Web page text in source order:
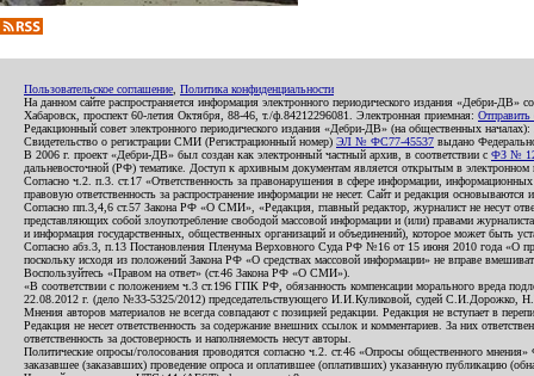
Пользовательское соглашение Политика конфиденциальности
На данном сайте распространяется информация электронного периодического издания «Дебри-
Хабаровск, проспект 60-летия Октября, 88-46, т./ф.84212296081. Электронная приемная:
Редакционный совет электронного периодического издания «Дебри-ДВ» (на
Свидетельство о регистрации СМИ (Регистрационный номер) ЭЛ № ФС77-45537 выдано
В 2006 г. проект «Дебри-ДВ» был создан как электронный частный архив, в соответствии с ФЗ №
дальневосточной (РФ) тематике. Доступ к архивным документам является открытым в электронном
Согласно ч.2. п.3. ст.17 «Ответственность за правонарушения в сфере информации,
правовую ответственность за распространение информации не несет. Сайт и редакция
Согласно пп.3,4,6 ст.57 Закона РФ «О СМИ», «Редакция, главный редактор, журналист не несут
представляющих собой злоупотребление свободой массовой информации и (или) правами
и информация государственных, общественных организаций и объединений), которое может быть
Согласно абз.3, п.13 Постановления Пленума Верховного Суда РФ №16 от 15 июня 2010 года «О
поскольку исходя из положений Закона РФ «О средствах массовой информации» не вправе
Воспользуйтесь «Правом на ответ» (ст.46 Закона РФ «О СМИ»).
«В соответствии с положением ч.3 ст.196 ГПК РФ, обязанность компенсации морального вреда
22.08.2012 г. (дело №33-5325/2012) председательствующего И.И.Куликовой, судей С.И.Дорожко,
Мнения авторов материалов не всегда совпадают с позицией редакции. Редакция не вступает в
Редакция не несет ответственность за содержание внешних ссылок и комментариев. За них
ответственность за достоверность и наполняемость несут авторы.
Политические опросы/голосования проводятся согласно ч.2. ст.46 «Опросы общественного
заказавшее (заказавших) проведение опроса и оплатившее (оплативших) указанную публикацию